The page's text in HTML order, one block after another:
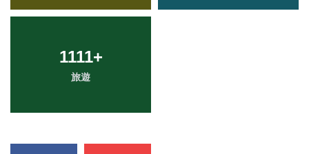
1111+
旅遊